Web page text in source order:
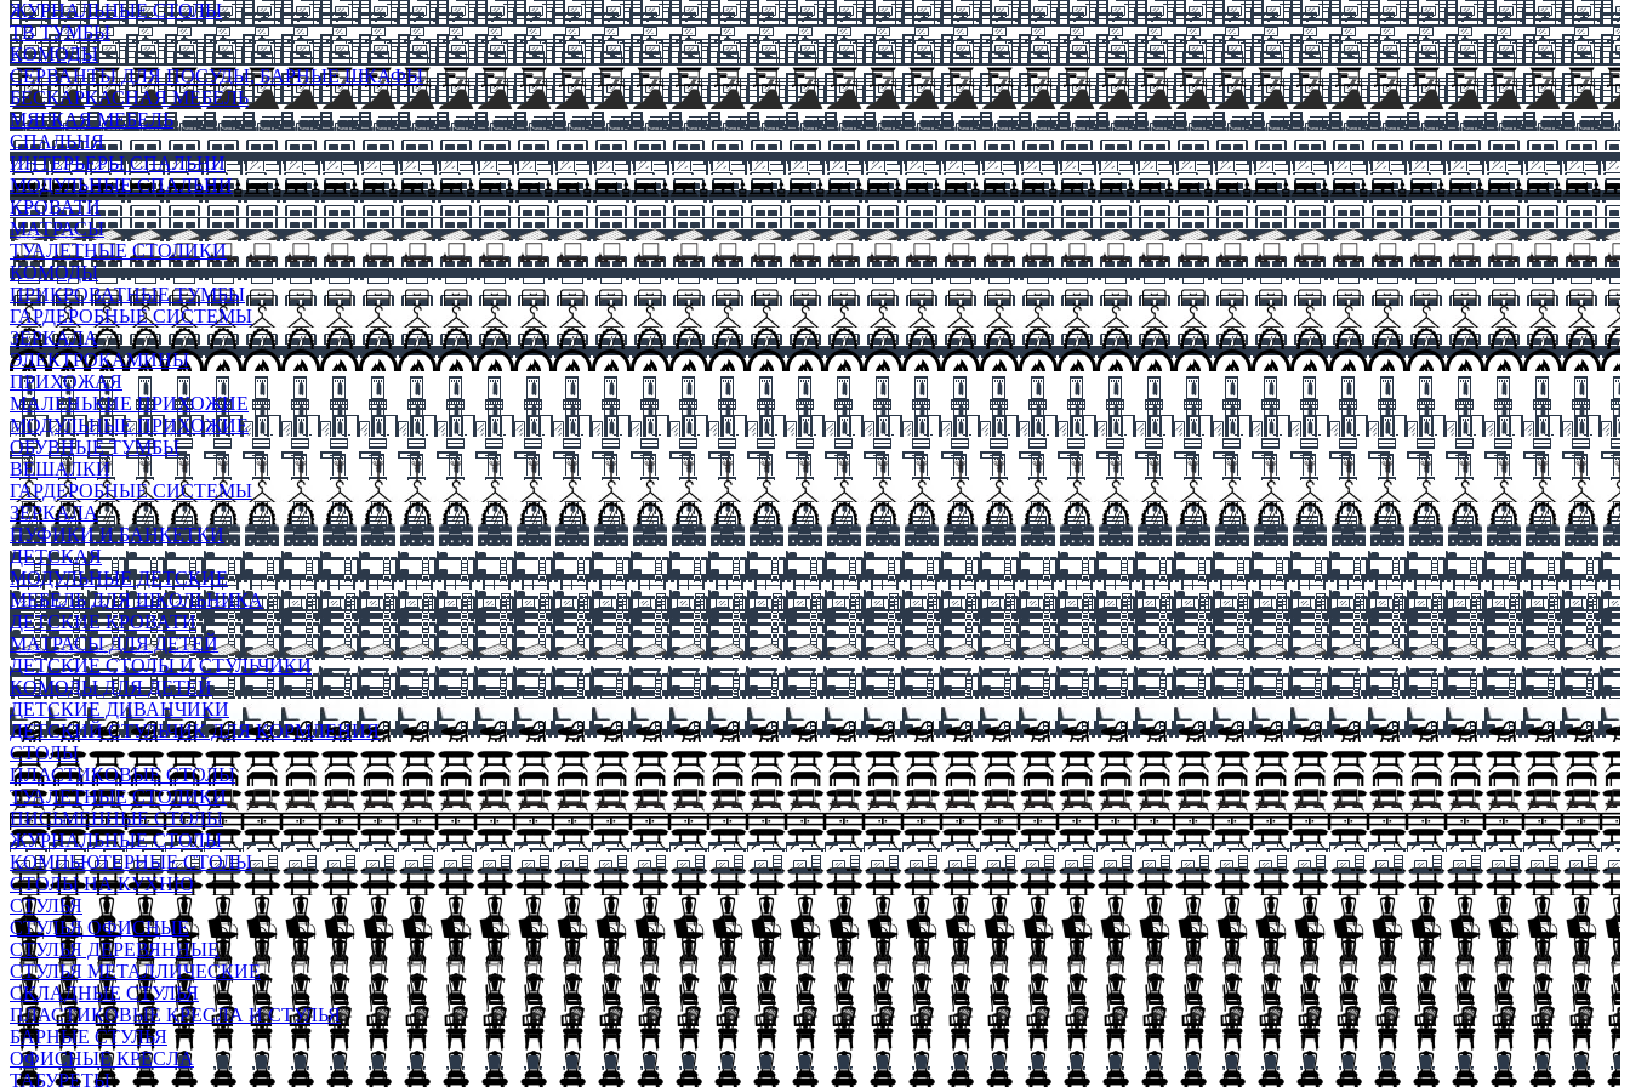
ЖУРНАЛЬНЫЕ СТОЛЫ
ТВ ТУМБЫ
КОМОДЫ
СЕРВАНТЫ ДЛЯ ПОСУДЫ, БАРНЫЕ ШКАФЫ
БЕСКАРКАСНАЯ МЕБЕЛЬ
МЯГКАЯ МЕБЕЛЬ
СПАЛЬНЯ
ИНТЕРЬЕРЫ СПАЛЬНИ
МОДУЛЬНЫЕ СПАЛЬНИ
КРОВАТИ
МАТРАСЫ
ТУАЛЕТНЫЕ СТОЛИКИ
КОМОДЫ
ПРИКРОВАТНЫЕ ТУМБЫ
ГАРДЕРОБНЫЕ СИСТЕМЫ
ЗЕРКАЛА
ЭЛЕКТРОКАМИНЫ
ПРИХОЖАЯ
МАЛЕНЬКИЕ ПРИХОЖИЕ
МОДУЛЬНЫЕ ПРИХОЖИЕ
ОБУВНЫЕ ТУМБЫ
ВЕШАЛКИ
ГАРДЕРОБНЫЕ СИСТЕМЫ
ЗЕРКАЛА
ПУФИКИ И БАНКЕТКИ
ДЕТСКАЯ
МОДУЛЬНЫЕ ДЕТСКИЕ
МЕБЕЛЬ ДЛЯ ШКОЛЬНИКА
ДЕТСКИЕ КРОВАТИ
МАТРАСЫ ДЛЯ ДЕТЕЙ
ДЕТСКИЕ СТОЛЫ И СТУЛЬЧИКИ
КОМОДЫ ДЛЯ ДЕТЕЙ
ДЕТСКИЕ ДИВАНЧИКИ
ДЕТСКИЙ СТУЛЬЧИК ДЛЯ КОРМЛЕНИЯ
СТОЛЫ
ПЛАСТИКОВЫЕ СТОЛЫ
ТУАЛЕТНЫЕ СТОЛИКИ
ПИСЬМЕННЫЕ СТОЛЫ
ЖУРНАЛЬНЫЕ СТОЛЫ
КОМПЬЮТЕРНЫЕ СТОЛЫ
СТОЛЫ НА КУХНЮ
СТУЛЬЯ
СТУЛЬЯ ОФИСНЫЕ
СТУЛЬЯ ДЕРЕВЯННЫЕ
СТУЛЬЯ МЕТАЛЛИЧЕСКИЕ
СКЛАДНЫЕ СТУЛЬЯ
ПЛАСТИКОВЫЕ КРЕСЛА И СТУЛЬЯ
БАРНЫЕ СТУЛЬЯ
ОФИСНЫЕ КРЕСЛА
ТАБУРЕТЫ